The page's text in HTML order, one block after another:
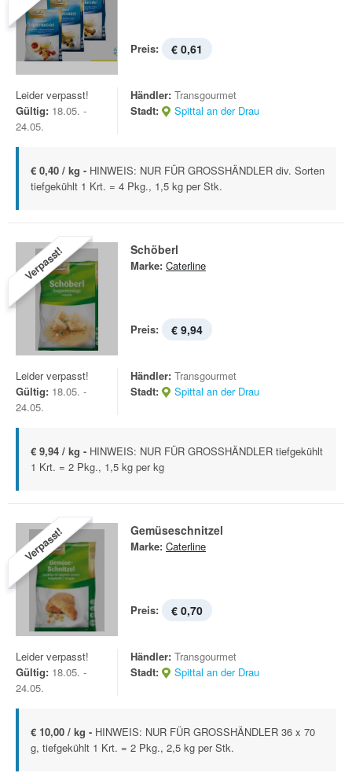
Preis: € 0,61
Leider verpasst!
Gültig: 18.05. -
24.05.
Händler: Transgourmet
Stadt:
Spittal an der Drau
€ 0,40 / kg - HINWEIS: NUR FÜR GROSSHÄNDLER div. Sorten
tiefgekühlt 1 Krt. = 4 Pkg., 1,5 kg per Stk.
Verpasst! Schöberl
Marke: Caterline
Preis: € 9,94
Leider verpasst!
Gültig: 18.05. -
24.05.
Händler: Transgourmet
Stadt:
Spittal an der Drau
€ 9,94 / kg - HINWEIS: NUR FÜR GROSSHÄNDLER tiefgekühlt
1 Krt. = 2 Pkg., 1,5 kg per kg
Verpasst! Gemüseschnitzel
Marke: Caterline
Preis: € 0,70
Leider verpasst!
Gültig: 18.05. -
24.05.
Händler: Transgourmet
Stadt:
Spittal an der Drau
€ 10,00 / kg - HINWEIS: NUR FÜR GROSSHÄNDLER 36 x 70
g, tiefgekühlt 1 Krt. = 2 Pkg., 2,5 kg per Stk.